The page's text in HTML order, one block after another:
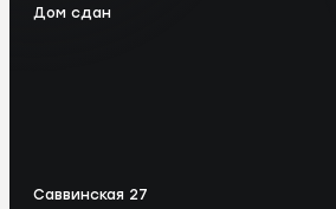
Дом сдан
Саввинская 27